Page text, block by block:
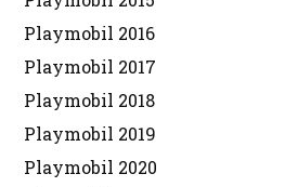
Playmobil 2016
Playmobil 2017
Playmobil 2018
Playmobil 2019
Playmobil 2020